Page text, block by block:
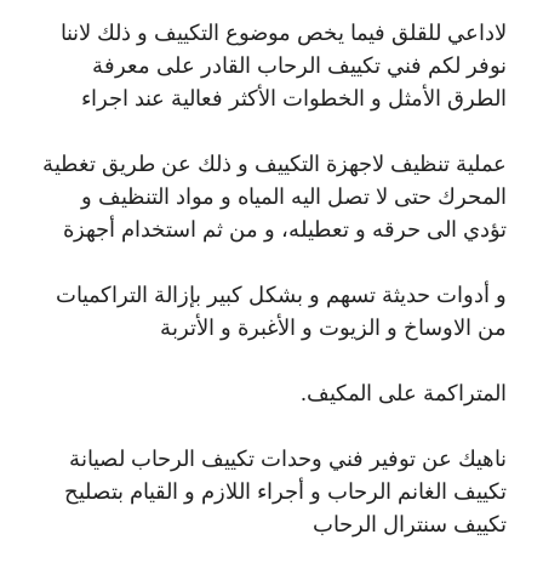
لاداعي للقلق فيما يخص موضوع التكييف و ذلك لاننا
نوفر لكم فني تكييف الرحاب القادر على معرفة
الطرق الأمثل و الخطوات الأكثر فعالية عند اجراء
عملية تنظيف لاجهزة التكييف و ذلك عن طريق تغطية
المحرك حتى لا تصل اليه المياه و مواد التنظيف و
تؤدي الى حرقه و تعطيله، و من ثم استخدام أجهزة
و أدوات حديثة تسهم و بشكل كبير بإزالة التراكميات
من الاوساخ و الزيوت و الأغبرة و الأتربة
المتراكمة على المكيف.
ناهيك عن توفير فني وحدات تكييف الرحاب لصيانة
تكييف الغانم الرحاب و أجراء اللازم و القيام بتصليح
تكييف سنترال الرحاب